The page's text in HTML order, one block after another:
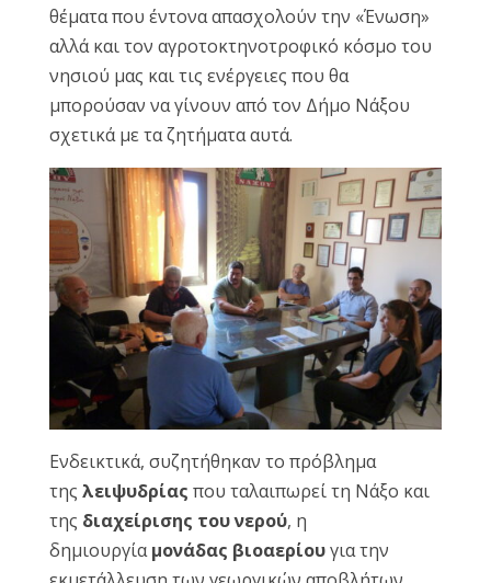
θέματα που έντονα απασχολούν την «Ένωση»
αλλά και τον αγροτοκτηνοτροφικό κόσμο του
νησιού μας και τις ενέργειες που θα
μπορούσαν να γίνουν από τον Δήμο Νάξου
σχετικά με τα ζητήματα αυτά.
Ενδεικτικά, συζητήθηκαν το πρόβλημα
της λειψυδρίας που ταλαιπωρεί τη Νάξο και
της διαχείρισης του νερού, η
δημιουργίαμονάδας βιοαερίουγια την